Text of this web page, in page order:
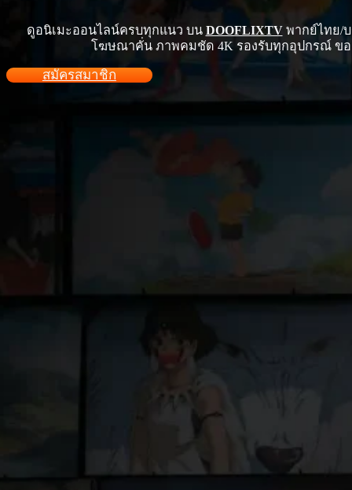
ดูอนิเมะออนไลน์ครบทุกแนว บน DOOFLIXTVพากย์ไทย/
โฆษณาคั่น ภาพคมชัด 4K รองรับทุกอุปกรณ์ ขอ
สมัครสมาชิก